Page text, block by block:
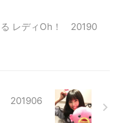
レディOh！ 20190
201906